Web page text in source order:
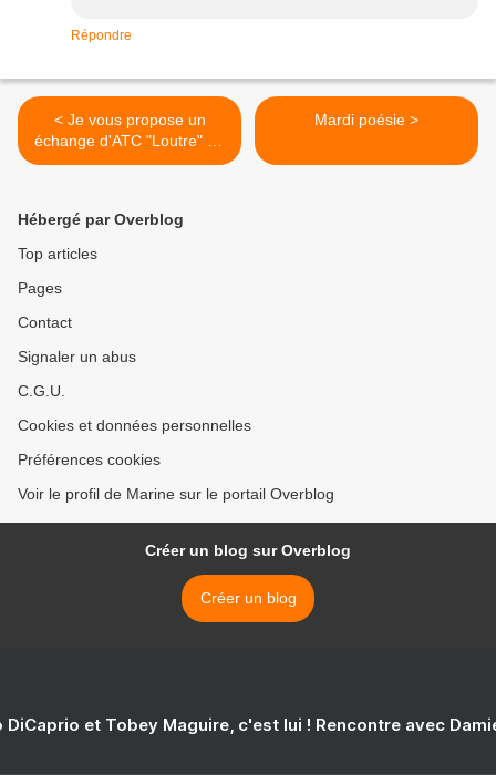
Répondre
< Je vous propose un
échange d'ATC "Loutre" ou
"Marmotte"
Mardi poésie >
Hébergé par Overblog
Top articles
Pages
Contact
Signaler un abus
C.G.U.
Cookies et données personnelles
Préférences cookies
Voir le profil de Marine sur le portail Overblog
Créer un blog sur Overblog
Créer un blog
DiCaprio et Tobey Maguire, c'est lui ! Rencontre avec